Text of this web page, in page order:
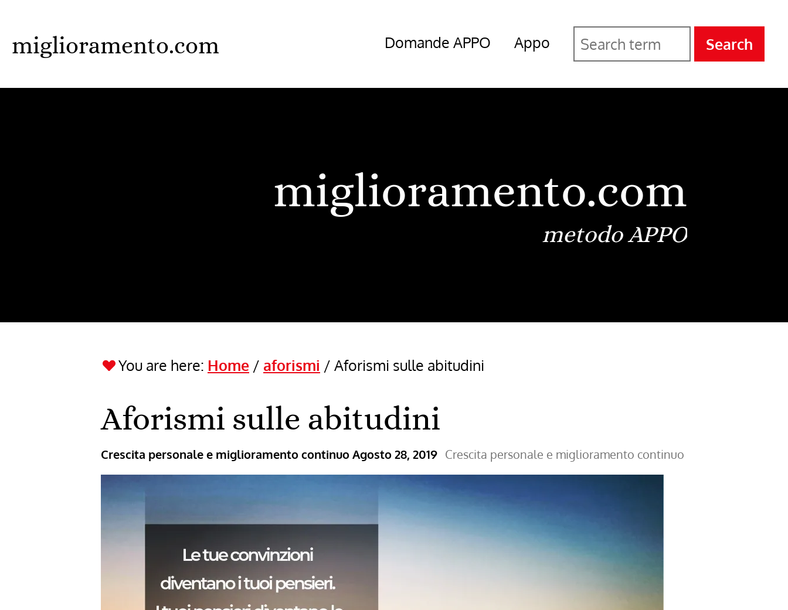
main
miglioramento.com Domande APPO Appo Search
miglioramento.com
metodo APPO
You are here: Home / aforismi / Aforismi sulle abitudini
Aforismi sulle abitudini
Crescita personale e miglioramento continuoAgosto 28, 2019 Crescita personale e miglioramento continuo